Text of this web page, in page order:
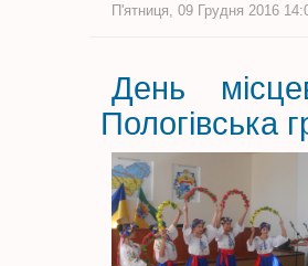
П'ятниця, 09 Грудня 2016
День
Пологівська